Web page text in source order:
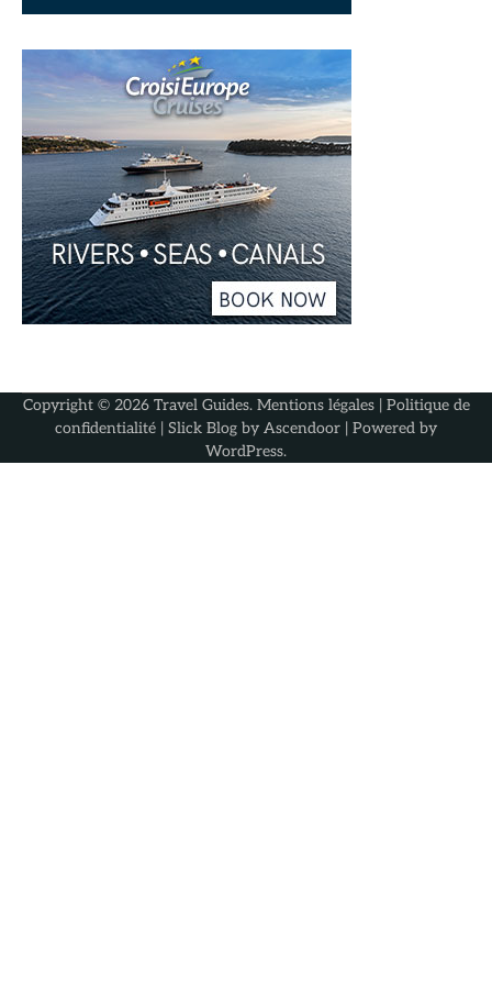
Copyright © 2026 Travel Guides. Mentions légales| Politique de
confidentialité | Slick Blog by Ascendoor | Powered by
WordPress.